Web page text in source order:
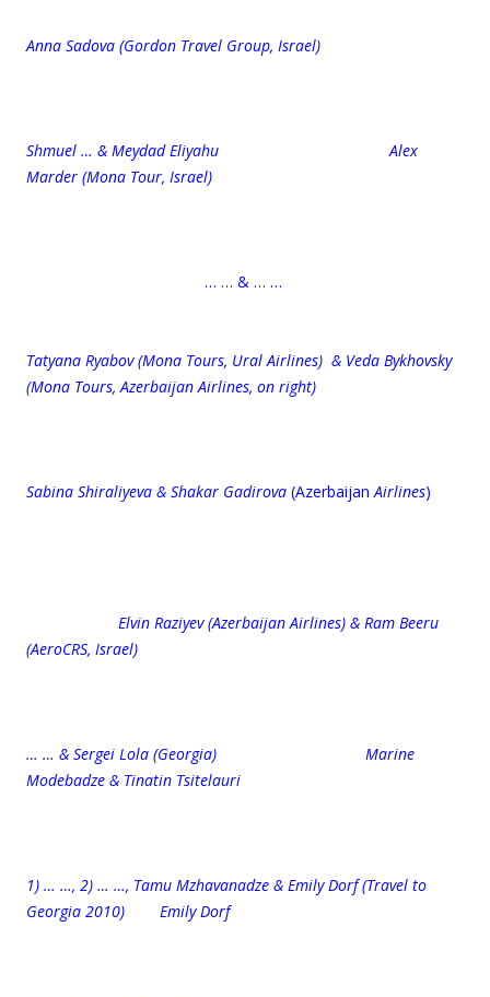
Anna Sadova (Gordon Travel Group, Israel)
Shmuel … & Meydad Eliyahu Alex
Marder (Mona Tour, Israel)
… … & … …
Tatyana Ryabov (Mona Tours, Ural Airlines) & Veda Bykhovsky
(Mona Tours, Azerbaijan Airlines, on right)
Sabina Shiraliyeva & Shakar Gadirova (Azerbaijan Airlines)
Elvin Raziyev (Azerbaijan Airlines) & Ram Beeru
(AeroCRS, Israel)
… … & Sergei Lola (Georgia) Marine
Modebadze & Tinatin Tsitelauri
1) … …, 2) … …, Tamu Mzhavanadze & Emily Dorf (Travel to
Georgia 2010)
Emily Dorf